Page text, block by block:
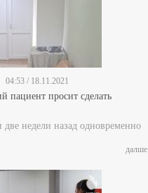
04:53 / 18.11.2021
пациент просит сделать
две недели назад одновременно
далше